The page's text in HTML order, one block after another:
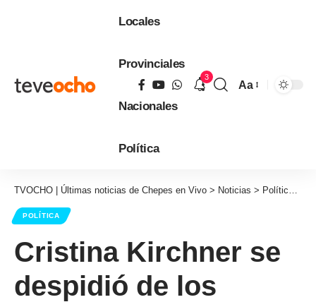
Locales
Provinciales
Nacionales
Política
3
Aa
TVOCHO | Últimas noticias de Chepes en Vivo > Noticias > Política >
POLÍTICA
Cristina Kirchner se
despidió de los